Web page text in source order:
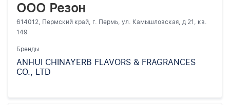
ООО Резон
614012, Пермский край, г. Пермь, ул. Камышловская, д 21, кв.
149
Бренды
ANHUI CHINAYERB FLAVORS & FRAGRANCES
CO., LTD